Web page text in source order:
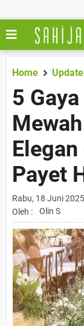
Home Update
5
Payet
Rabu, 18 Juni
Oleh :
Olin S